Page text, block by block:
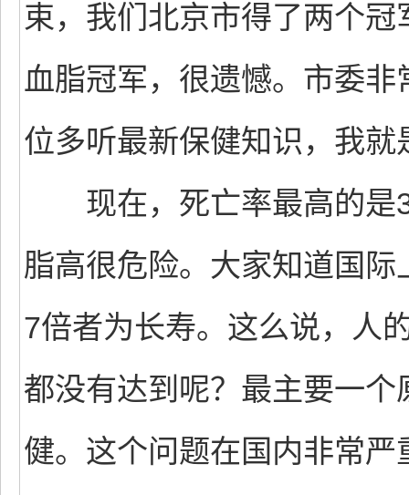
束，我们北京市得了两个
血脂冠军，很遗憾。市委
位多听最新保健知识，我
现在，死亡率最高的是
脂高很危险。大家知道国
7倍者为长寿。这么说，人
都没有达到呢？最主要一
健。这个问题在国内非常